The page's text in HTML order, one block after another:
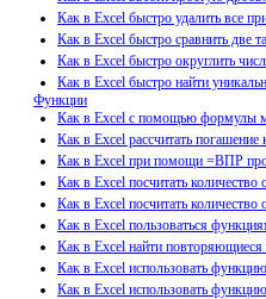
Как в Excel быстро удалить все
Как в Excel быстро сравнить две
Как в Excel быстро округлить
Как в Excel быстро найти
Функции
Как в Excel с помощью формулы
Как в Excel рассчитать
Как в Excel при помощи =ВПР
Как в Excel посчитать количество
Как в Excel посчитать
Как в Excel пользоваться
Как в Excel найти повторяющиеся
Как в Excel использовать
Как в Excel использовать